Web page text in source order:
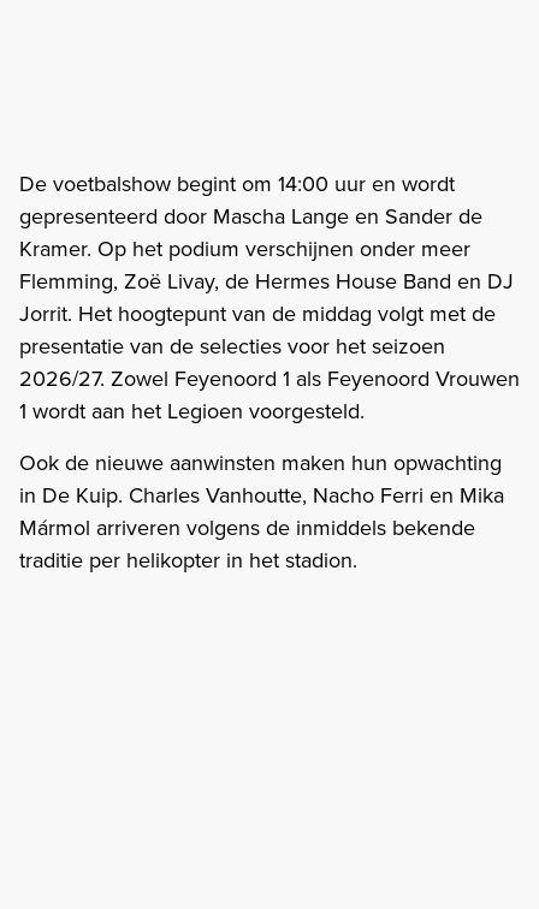
De voetbalshow begint om 14:00 uur en wordt
gepresenteerd door Mascha Lange en Sander de
Kramer. Op het podium verschijnen onder meer
Flemming, Zoë Livay, de Hermes House Band en DJ
Jorrit. Het hoogtepunt van de middag volgt met de
presentatie van de selecties voor het seizoen
2026/27. Zowel Feyenoord 1 als Feyenoord Vrouwen
1 wordt aan het Legioen voorgesteld.
Ook de nieuwe aanwinsten maken hun opwachting
in De Kuip. Charles Vanhoutte, Nacho Ferri en Mika
Mármol arriveren volgens de inmiddels bekende
traditie per helikopter in het stadion.